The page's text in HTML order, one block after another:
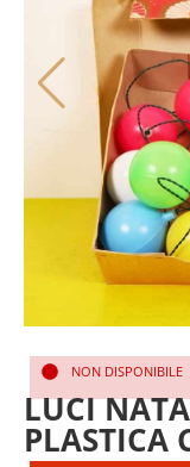
NON DISPONIBILE
LUCI
PLASTICA